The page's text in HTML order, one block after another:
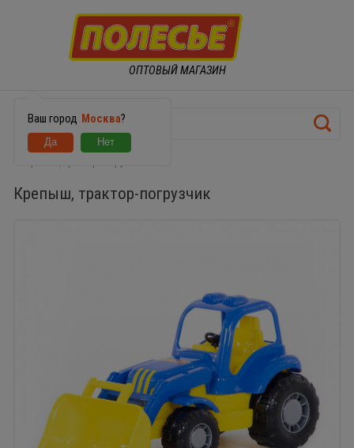
ОПТОВЫЙ МАГАЗИН
Ваш город Москва?
Крепыш, трактор-погрузчик